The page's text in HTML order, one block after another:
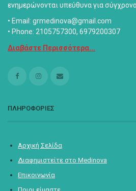
ενημερώνονται υπεύθυνα για
• Email: grmedinova@gmail.com
• Phone: 2105757300, 6979200307
Διαβάστε Περισσότερα...
ΠΛΗΡΟΦΟΡΙΕΣ
Αρχική Σελίδα
Διαφημιστείτε στο Medinova
Επικοινωνία